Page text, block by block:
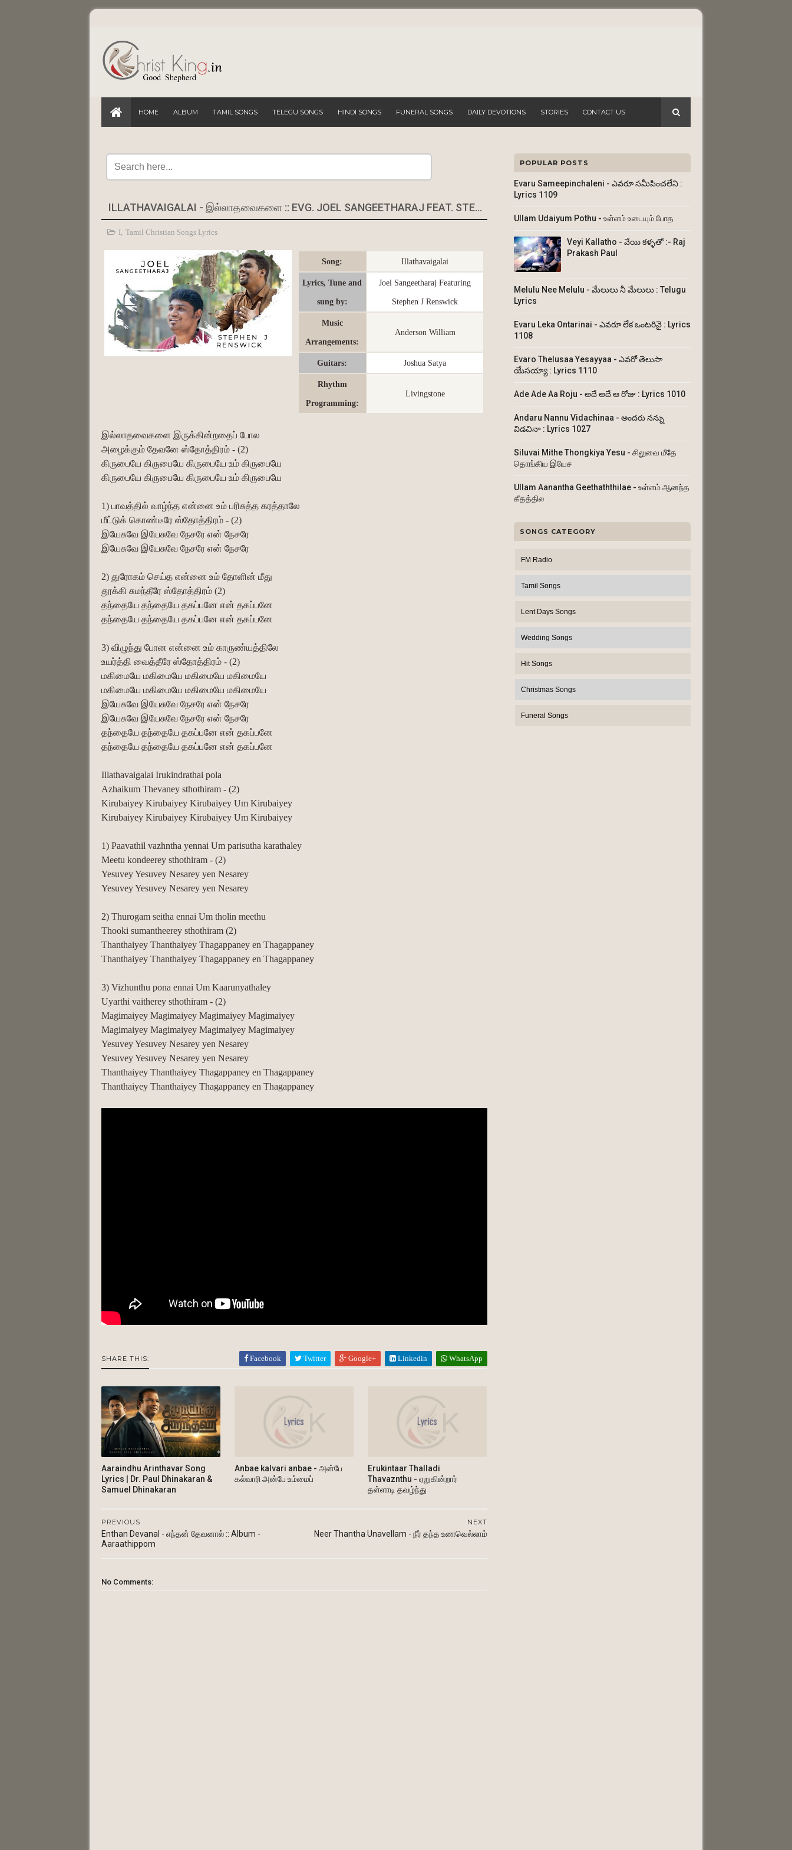
HOME ALBUM TAMIL SONGS TELEGU SONGS HINDI SONGS FUNERAL SONGS DAILY DEVOTIONS STORIES CONTACT US
ILLATHAVAIGALAI - இல்லாதவைகளை :: EVG. JOEL SANGEETHARAJ FEAT. STEPHEN J RENSWICK
I, Tamil Christian Songs Lyrics
Song: Illathavaigalai
Lyrics, Tune and
sung by:
Joel Sangeetharaj Featuring
Stephen J Renswick
Music
Arrangements:
Anderson William
Guitars: Joshua Satya
Rhythm
Programming:
Livingstone
இல்லாதவைகளை இருக்கின்றதைப் போல
அழைக்கும் தேவனே ஸ்தோத்திரம் - (2)
கிருபையே கிருபையே கிருபையே உம் கிருபையே
கிருபையே கிருபையே கிருபையே உம் கிருபையே
1) பாவத்தில் வாழ்ந்த என்னை உம் பரிசுத்த கரத்தாலே
மீட்டுக் கொண்டீரே ஸ்தோத்திரம் - (2)
இயேசுவே இயேசுவே நேசரே என் நேசரே
இயேசுவே இயேசுவே நேசரே என் நேசரே
2) துரோகம் செய்த என்னை உம் தோளின் மீது
தூக்கி சுமந்தீரே ஸ்தோத்திரம் (2)
தந்தையே தந்தையே தகப்பனே என் தகப்பனே
தந்தையே தந்தையே தகப்பனே என் தகப்பனே
3) விழுந்து போன என்னை உம் காருண்யத்திலே
உயர்த்தி வைத்தீரே ஸ்தோத்திரம் - (2)
மகிமையே மகிமையே மகிமையே மகிமையே
மகிமையே மகிமையே மகிமையே மகிமையே
இயேசுவே இயேசுவே நேசரே என் நேசரே
இயேசுவே இயேசுவே நேசரே என் நேசரே
தந்தையே தந்தையே தகப்பனே என் தகப்பனே
தந்தையே தந்தையே தகப்பனே என் தகப்பனே
Illathavaigalai Irukindrathai pola
Azhaikum Thevaney sthothiram - (2)
Kirubaiyey Kirubaiyey Kirubaiyey Um Kirubaiyey
Kirubaiyey Kirubaiyey Kirubaiyey Um Kirubaiyey
1) Paavathil vazhntha yennai Um parisutha karathaley
Meetu kondeerey sthothiram - (2)
Yesuvey Yesuvey Nesarey yen Nesarey
Yesuvey Yesuvey Nesarey yen Nesarey
2) Thurogam seitha ennai Um tholin meethu
Thooki sumantheerey sthothiram (2)
Thanthaiyey Thanthaiyey Thagappaney en Thagappaney
Thanthaiyey Thanthaiyey Thagappaney en Thagappaney
3) Vizhunthu pona ennai Um Kaarunyathaley
Uyarthi vaitherey sthothiram - (2)
Magimaiyey Magimaiyey Magimaiyey Magimaiyey
Magimaiyey Magimaiyey Magimaiyey Magimaiyey
Yesuvey Yesuvey Nesarey yen Nesarey
Yesuvey Yesuvey Nesarey yen Nesarey
Thanthaiyey Thanthaiyey Thagappaney en Thagappaney
Thanthaiyey Thanthaiyey Thagappaney en Thagappaney
SHARE THIS: Facebook Twitter Google+ Linkedin WhatsApp
Aaraindhu Arinthavar Song
Lyrics | Dr. Paul Dhinakaran &
Samuel Dhinakaran
Anbae kalvari anbae - அன்பே
கல்வாரி அன்பே உம்மைப்
Erukintaar Thalladi
Thavaznthu - ஏறுகின்றார்
தள்ளாடி தவழ்ந்து
NEXT
Neer Thantha Unavellam - நீர் தந்த உணவெல்லாம்
PREVIOUS
Enthan Devanal - எந்தன் தேவனால் :: Album -
Aaraathippom
No Comments:
POPULAR POSTS
Evaru Sameepinchaleni - ఎవరూ సమీపించలేని :
Lyrics 1109
Ullam Udaiyum Pothu - உள்ளம் உடையும் போத
Veyi Kallatho - వేయి కళ్ళతో :- Raj
Prakash Paul
Melulu Nee Melulu - మేలులు నీ మేలులు : Telugu
Lyrics
Evaru Leka Ontarinai - ఎవరూ లేక ఒంటరినై : Lyrics
1108
Evaro Thelusaa Yesayyaa - ఎవరో తెలుసా
యేసయ్యా : Lyrics 1110
Ade Ade Aa Roju - అదే అదే ఆ రోజు : Lyrics 1010
Andaru Nannu Vidachinaa - అందరు నన్ను
విడచినా : Lyrics 1027
Siluvai Mithe Thongkiya Yesu - சிலுவை மீதே
தொங்கிய இயேச
Ullam Aanantha Geethaththilae - உள்ளம் ஆனந்த
கீதத்தில
SONGS CATEGORY
FM Radio
Tamil Songs
Lent Days Songs
Wedding Songs
Hit Songs
Christmas Songs
Funeral Songs